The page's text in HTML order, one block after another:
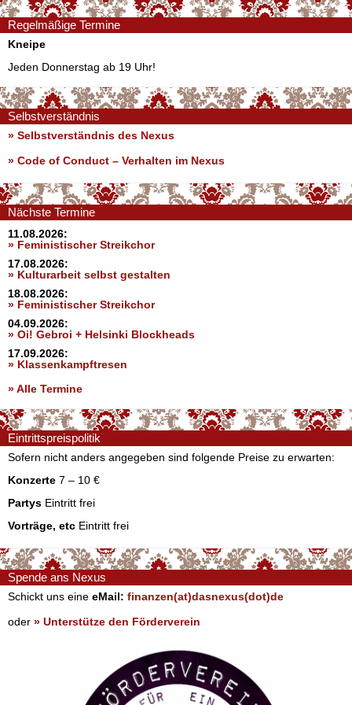
Regelmäßige Termine
Kneipe
Jeden Donnerstag ab 19 Uhr!
Selbstverständnis
» Selbstverständnis des Nexus
» Code of Conduct – Verhalten im Nexus
Nächste Termine
11.08.2026:
» Feministischer Streikchor
17.08.2026:
» Kulturarbeit selbst gestalten
18.08.2026:
» Feministischer Streikchor
04.09.2026:
» Oi! Gebroi + Helsinki Blockheads
17.09.2026:
» Klassenkampftresen
» Alle Termine
Eintrittspreispolitik
Sofern nicht anders angegeben sind folgende Preise zu erwarten:
Konzerte 7 – 10 €
Partys Eintritt frei
Vorträge, etc Eintritt frei
Spende ans Nexus
Schickt uns eine eMail: finanzen(at)dasnexus(dot)de
oder » Unterstütze den Förderverein